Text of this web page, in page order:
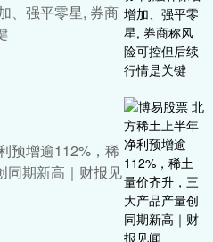
、强平零星, 券商
预增逾112%，稀
同期新高｜财报见